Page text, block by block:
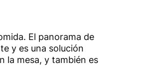
El panorama de
y es una solución
la mesa, y también es